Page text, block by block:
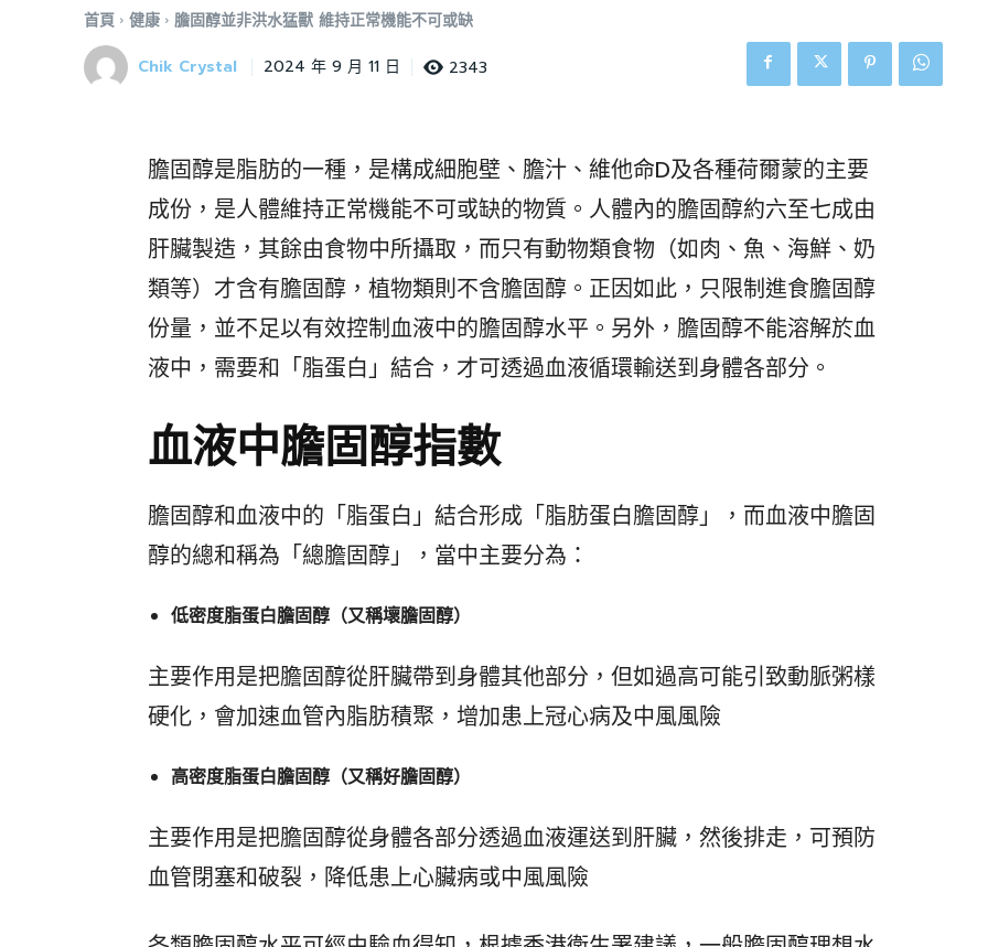
首頁 健康 膽固醇並非洪水猛獸 維持正常機能不可或缺
Chik Crystal 2024 年 9 月 11 日 2343
膽固醇是脂肪的一種，是構成細胞壁、膽汁、維他命D及各種荷爾蒙的主要
成份，是人體維持正常機能不可或缺的物質。人體內的膽固醇約六至七成由
肝臟製造，其餘由食物中所攝取，而只有動物類食物（如肉、魚、海鮮、奶
類等）才含有膽固醇，植物類則不含膽固醇。正因如此，只限制進食膽固醇
份量，並不足以有效控制血液中的膽固醇水平。另外，膽固醇不能溶解於血
液中，需要和「脂蛋白」結合，才可透過血液循環輸送到身體各部分。
血液中膽固醇指數
膽固醇和血液中的「脂蛋白」結合形成「脂肪蛋白膽固醇」，而血液中膽固
醇的總和稱為「總膽固醇」，當中主要分為：
低密度脂蛋白膽固醇（又稱壞膽固醇）
主要作用是把膽固醇從肝臟帶到身體其他部分，但如過高可能引致動脈粥樣
硬化，會加速血管內脂肪積聚，增加患上冠心病及中風風險
高密度脂蛋白膽固醇（又稱好膽固醇）
主要作用是把膽固醇從身體各部分透過血液運送到肝臟，然後排走，可預防
血管閉塞和破裂，降低患上心臟病或中風風險